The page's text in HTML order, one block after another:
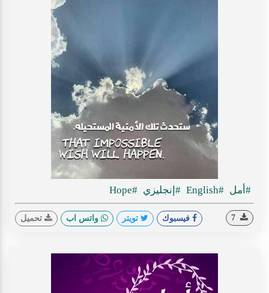
#أمل #English #إنجليزي #Hope
فيسبوك تويتر واتس اب تحميل